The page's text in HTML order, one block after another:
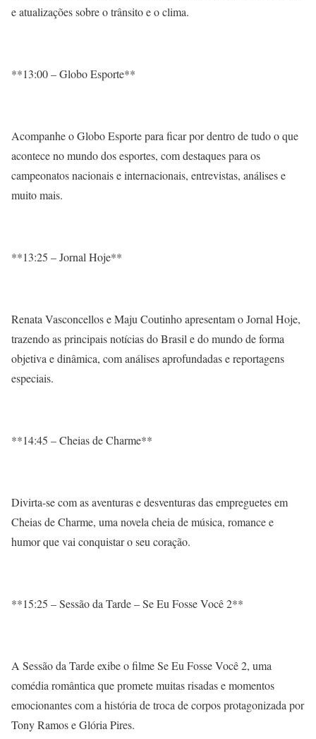
e atualizações sobre o trânsito e o clima.
**13:00 – Globo Esporte**
Acompanhe o Globo Esporte para ficar por dentro de tudo o que
acontece no mundo dos esportes, com destaques para os
campeonatos nacionais e internacionais, entrevistas, análises e
muito mais.
**13:25 – Jornal Hoje**
Renata Vasconcellos e Maju Coutinho apresentam o Jornal Hoje,
trazendo as principais notícias do Brasil e do mundo de forma
objetiva e dinâmica, com análises aprofundadas e reportagens
especiais.
**14:45 – Cheias de Charme**
Divirta-se com as aventuras e desventuras das empreguetes em
Cheias de Charme, uma novela cheia de música, romance e
humor que vai conquistar o seu coração.
**15:25 – Sessão da Tarde – Se Eu Fosse Você 2**
A Sessão da Tarde exibe o filme Se Eu Fosse Você 2, uma
comédia romântica que promete muitas risadas e momentos
emocionantes com a história de troca de corpos protagonizada por
Tony Ramos e Glória Pires.